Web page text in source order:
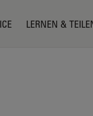
LERNEN &